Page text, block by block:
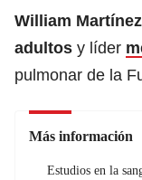
William
adultos y líder
pulmonar de la
Más información
Estudios en la